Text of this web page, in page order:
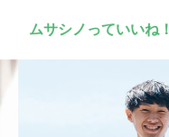
ムサシノっていいね！